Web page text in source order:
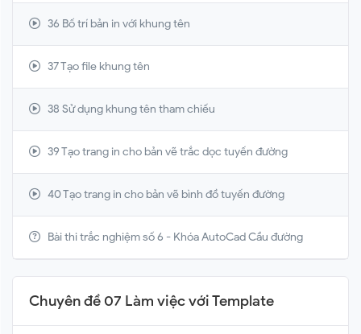
36 Bố trí bản in với khung tên
37 Tạo file khung tên
38 Sử dụng khung tên tham chiếu
39 Tạo trang in cho bản vẽ trắc dọc tuyến đường
40 Tạo trang in cho bản vẽ bình đồ tuyến đường
Bài thi trắc nghiệm số 6 - Khóa AutoCad Cầu đường
Chuyên đề 07 Làm việc với Template